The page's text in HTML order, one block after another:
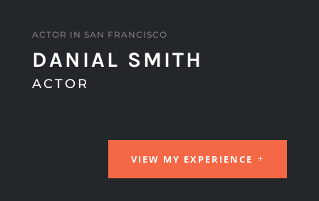
ACTOR IN SAN FRANCISCO
DANIAL SMITH
ACTOR
VIEW MY EXPERIENCE